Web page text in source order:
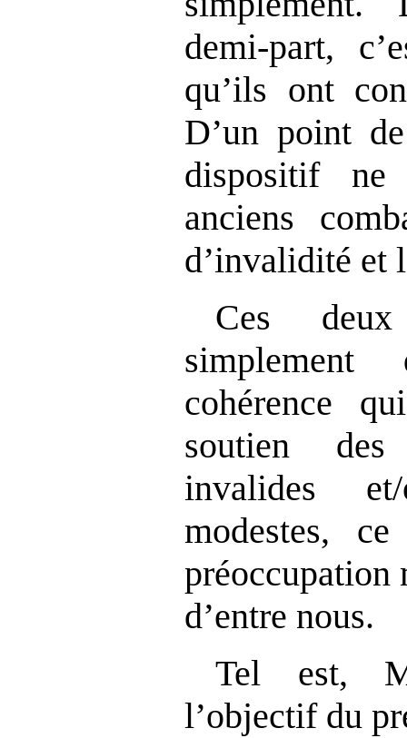
demi‑part,
qu’ils ont
D’un point
dispositif ne
anciens
d’invalidité et
Ces
cohérence
soutien des
invalides
modestes,
préoccupation
d’entre nous.
Tel est,
l’objectif du